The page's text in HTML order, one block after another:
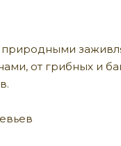
природными
от грибных и